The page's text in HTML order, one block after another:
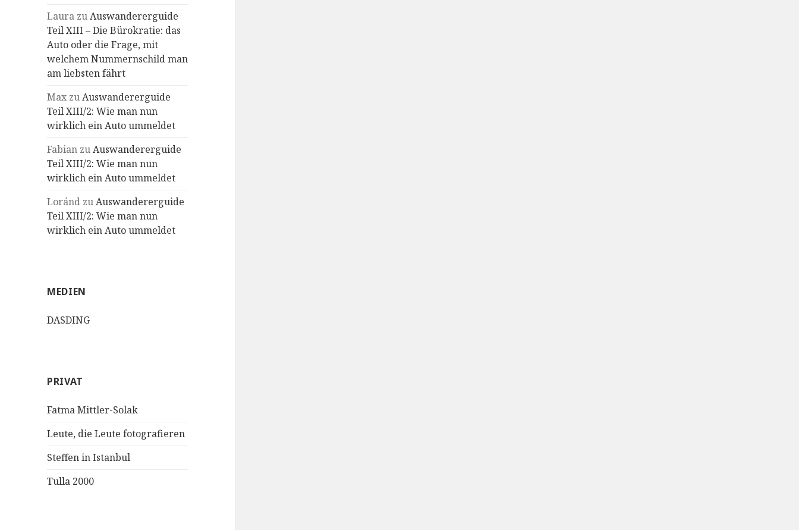
Laura zuAuswandererguide
Teil XIII – Die Bürokratie: das
Auto oder die Frage, mit
welchem Nummernschild man
am liebsten fährt
Max zuAuswandererguide
Teil XIII/2: Wie man nun
wirklich ein Auto ummeldet
Fabian zuAuswandererguide
Teil XIII/2: Wie man nun
wirklich ein Auto ummeldet
Loránd zuAuswandererguide
Teil XIII/2: Wie man nun
wirklich ein Auto ummeldet
MEDIEN
DASDING
PRIVAT
Fatma Mittler-Solak
Leute, die Leute fotografieren
Steffen in Istanbul
Tulla 2000